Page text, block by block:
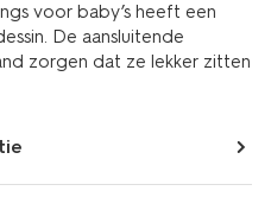
voor baby’s heeft een
De aansluitende
zorgen dat ze lekker zitten